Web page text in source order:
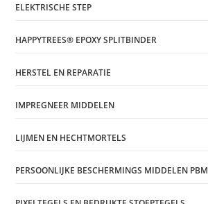
ELEKTRISCHE STEP
HAPPYTREES® EPOXY SPLITBINDER
HERSTEL EN REPARATIE
IMPREGNEER MIDDELEN
LIJMEN EN HECHTMORTELS
PERSOONLIJKE BESCHERMINGS MIDDELEN PBM